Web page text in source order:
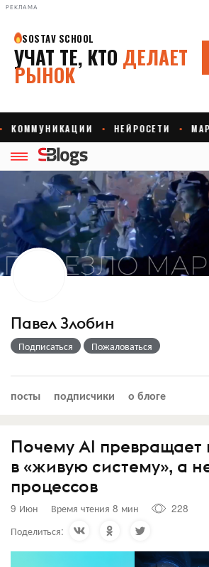
РЕКЛАМА
Павел Злобин
Подписаться Пожаловаться
посты подписчики о блоге
Почему AI
в «живую систему», а
процессов
9 Июн Время чтения 8 мин
228
Поделиться: